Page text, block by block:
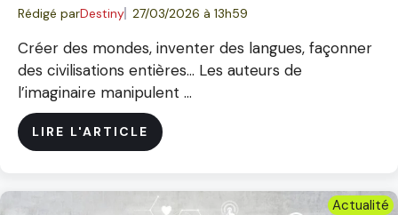
Rédigé parDestiny 27/03/2026 à 13h59
Créer des mondes, inventer des langues, façonner
des civilisations entières… Les auteurs de
l’imaginaire manipulent ...
LIRE L'ARTICLE
Actualité